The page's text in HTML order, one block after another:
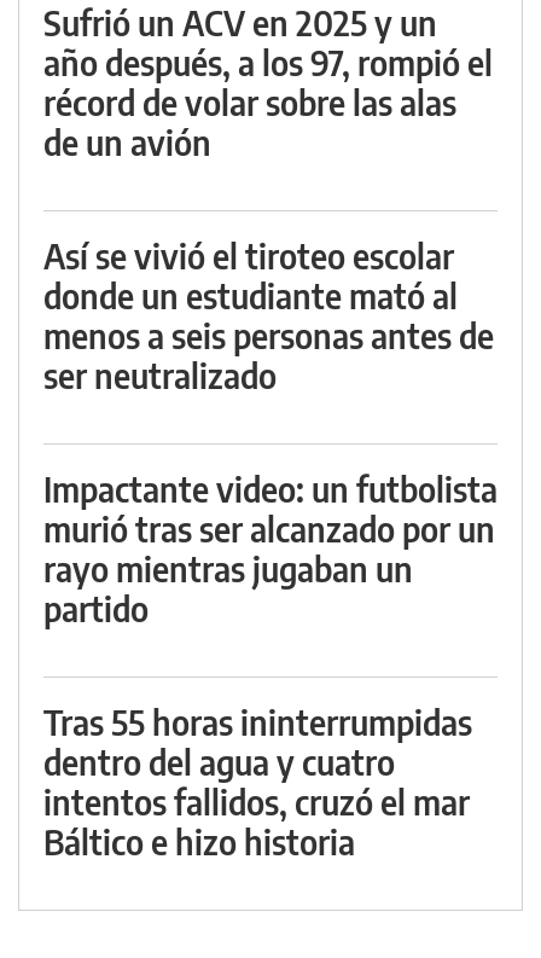
Sufrió un ACV en 2025 y un
año después, a los 97, rompió el
récord de volar sobre las alas
de un avión
Así se vivió el tiroteo escolar
donde un estudiante mató al
menos a seis personas antes de
ser neutralizado
Impactante video: un futbolista
murió tras ser alcanzado por un
rayo mientras jugaban un
partido
Tras 55 horas ininterrumpidas
dentro del agua y cuatro
intentos fallidos, cruzó el mar
Báltico e hizo historia